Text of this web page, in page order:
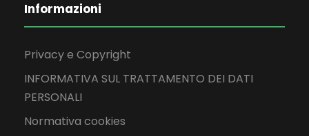
Informazioni
Privacy e Copyright
INFORMATIVA SUL TRATTAMENTO DEI DATI
PERSONALI
Normativa cookies